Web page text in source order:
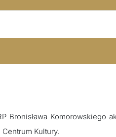
Bronisława Komorowskiego
Kultury.